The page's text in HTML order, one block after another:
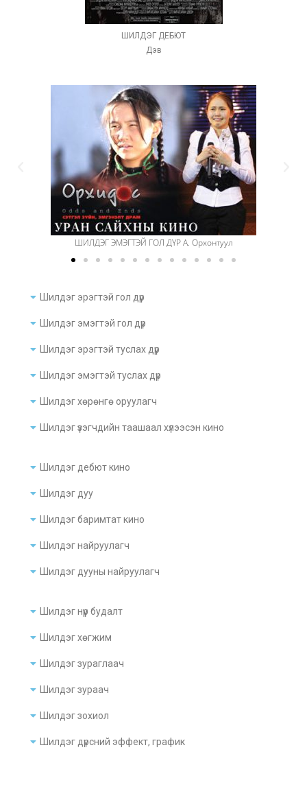
ШИЛДЭГ ДЕБЮТ
Дэв
ШИЛДЭГ ЭМЭГТЭЙ ГОЛ ДҮР А. Орхонтуул
Шилдэг эрэгтэй гол дүр
Шилдэг эмэгтэй гол дүр
Шилдэг эрэгтэй туслах дүр
Шилдэг эмэгтэй туслах дүр
Шилдэг хөрөнгө оруулагч
Шилдэг үзэгчдийн таашаал хүлээсэн кино
Шилдэг дебют кино
Шилдэг дуу
Шилдэг баримтат кино
Шилдэг найруулагч
Шилдэг дууны найруулагч
Шилдэг нүүр будалт
Шилдэг хөгжим
Шилдэг зураглаач
Шилдэг зураач
Шилдэг зохиол
Шилдэг дүрсний эффект, график